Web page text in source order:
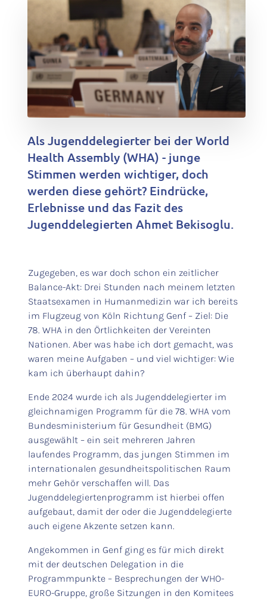
Als Jugenddelegierter bei der World
Health Assembly (WHA) - junge
Stimmen werden wichtiger, doch
werden diese gehört? Eindrücke,
Erlebnisse und das Fazit des
Jugenddelegierten Ahmet Bekisoglu.
Zugegeben, es war doch schon ein zeitlicher
Balance-Akt: Drei Stunden nach meinem letzten
Staatsexamen in Humanmedizin war ich bereits
im Flugzeug von Köln Richtung Genf – Ziel: Die
78. WHA in den Örtlichkeiten der Vereinten
Nationen. Aber was habe ich dort gemacht, was
waren meine Aufgaben – und viel wichtiger: Wie
kam ich überhaupt dahin?
Ende 2024 wurde ich als Jugenddelegierter im
gleichnamigen Programm für die 78. WHA vom
Bundesministerium für Gesundheit (BMG)
ausgewählt – ein seit mehreren Jahren
laufendes Programm, das jungen Stimmen im
internationalen gesundheitspolitischen Raum
mehr Gehör verschaffen will. Das
Jugenddelegiertenprogramm ist hierbei offen
aufgebaut, damit der oder die Jugenddelegierte
auch eigene Akzente setzen kann.
Angekommen in Genf ging es für mich direkt
mit der deutschen Delegation in die
Programmpunkte – Besprechungen der WHO-
EURO-Gruppe, große Sitzungen in den Komitees